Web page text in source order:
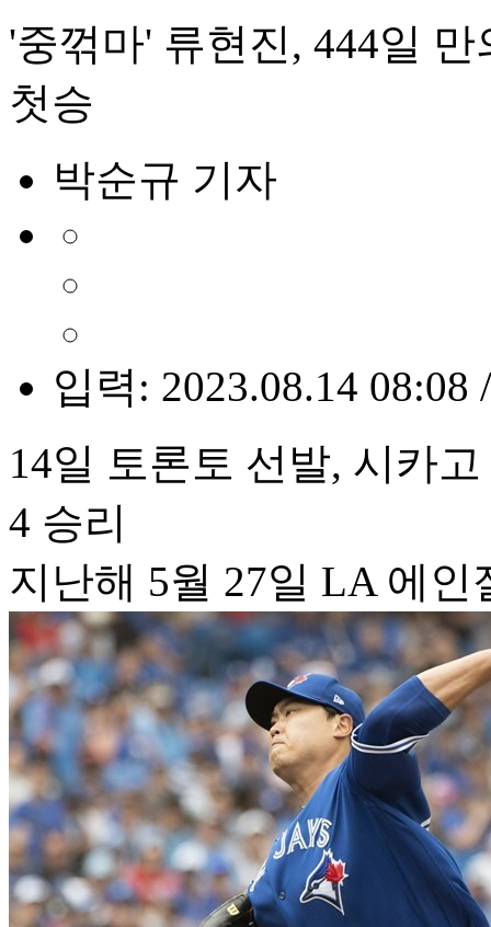
'중꺾마' 류현진, 444일
첫승
박순규 기자
입력: 2023.08.14 08:08
14일 토론토 선발, 시카
4 승리
지난해 5월 27일 LA 에